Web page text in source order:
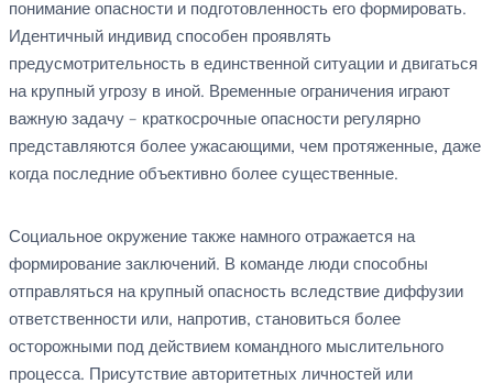
понимание опасности и подготовленность его формировать.
Идентичный индивид способен проявлять
предусмотрительность в единственной ситуации и двигаться
на крупный угрозу в иной. Временные ограничения играют
важную задачу – краткосрочные опасности регулярно
представляются более ужасающими, чем протяженные, даже
когда последние объективно более существенные.
Социальное окружение также намного отражается на
формирование заключений. В команде люди способны
отправляться на крупный опасность вследствие диффузии
ответственности или, напротив, становиться более
осторожными под действием командного мыслительного
процесса. Присутствие авторитетных личностей или